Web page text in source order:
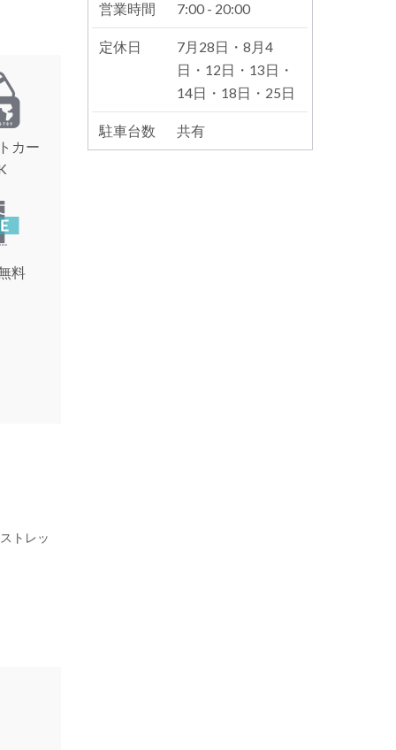
カー
料
トレッ
営業時間 7:00 - 20:00
定休日
7月28日・8月4
日・12日・13日・
14日・18日・25日
駐車台数 共有